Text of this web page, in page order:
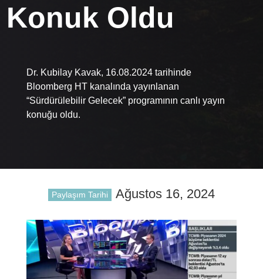
Konuk Oldu
Dr. Kubilay Kavak, 16.08.2024 tarihinde
Bloomberg HT kanalında yayınlanan
“Sürdürülebilir Gelecek” programının canlı yayın
konuğu oldu.
Paylaşım Tarihi Ağustos 16, 2024